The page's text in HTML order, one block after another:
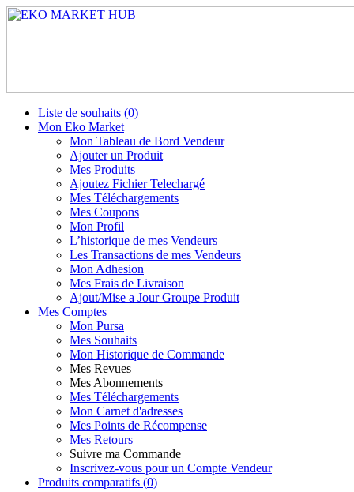
Liste de souhaits (0)
Mon Eko Market
Mon Tableau de Bord Vendeur
Ajouter un Produit
Mes Produits
Ajoutez Fichier Telechargé
Mes Téléchargements
Mes Coupons
Mon Profil
L’historique de mes Vendeurs
Les Transactions de mes Vendeurs
Mon Adhesion
Mes Frais de Livraison
Ajout/Mise a Jour Groupe Produit
Mes Comptes
Mon Pursa
Mes Souhaits
Mon Historique de Commande
Mes Revues
Mes Abonnements
Mes Téléchargements
Mon Carnet d'adresses
Mes Points de Récompense
Mes Retours
Suivre ma Commande
Inscrivez-vous pour un Compte Vendeur
Produits comparatifs (0)